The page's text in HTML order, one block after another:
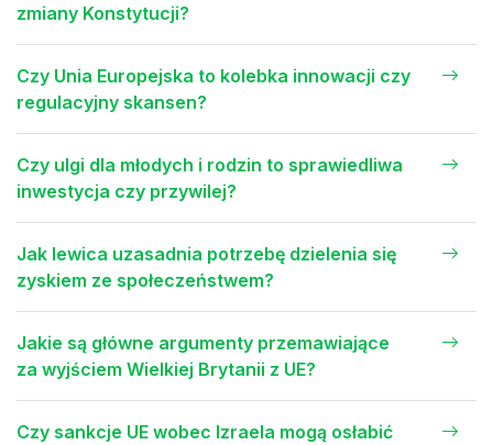
zmiany Konstytucji?
Czy Unia Europejska to kolebka innowacji czy
regulacyjny skansen?
Czy ulgi dla młodych i rodzin to sprawiedliwa
inwestycja czy przywilej?
Jak lewica uzasadnia potrzebę dzielenia się
zyskiem ze społeczeństwem?
Jakie są główne argumenty przemawiające
za wyjściem Wielkiej Brytanii z UE?
Czy sankcje UE wobec Izraela mogą osłabić